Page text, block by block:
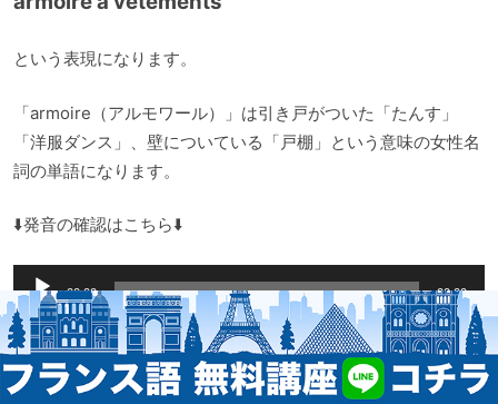
という表現になります。
「armoire（アルモワール）」は引き戸がついた「たんす」
「洋服ダンス」、壁についている「戸棚」という意味の女性名
詞の単語になります。
⬇️発音の確認はこちら⬇️
声
プ
レ
00:00 00:00